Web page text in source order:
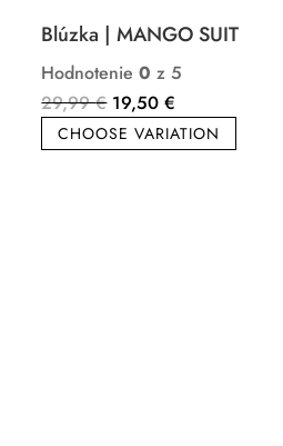
Blúzka | MANGO SUIT
Hodnotenie0 z 5
29,99€ Pôvodná
cena
19,50€
cena
CHOOSE VARIATION